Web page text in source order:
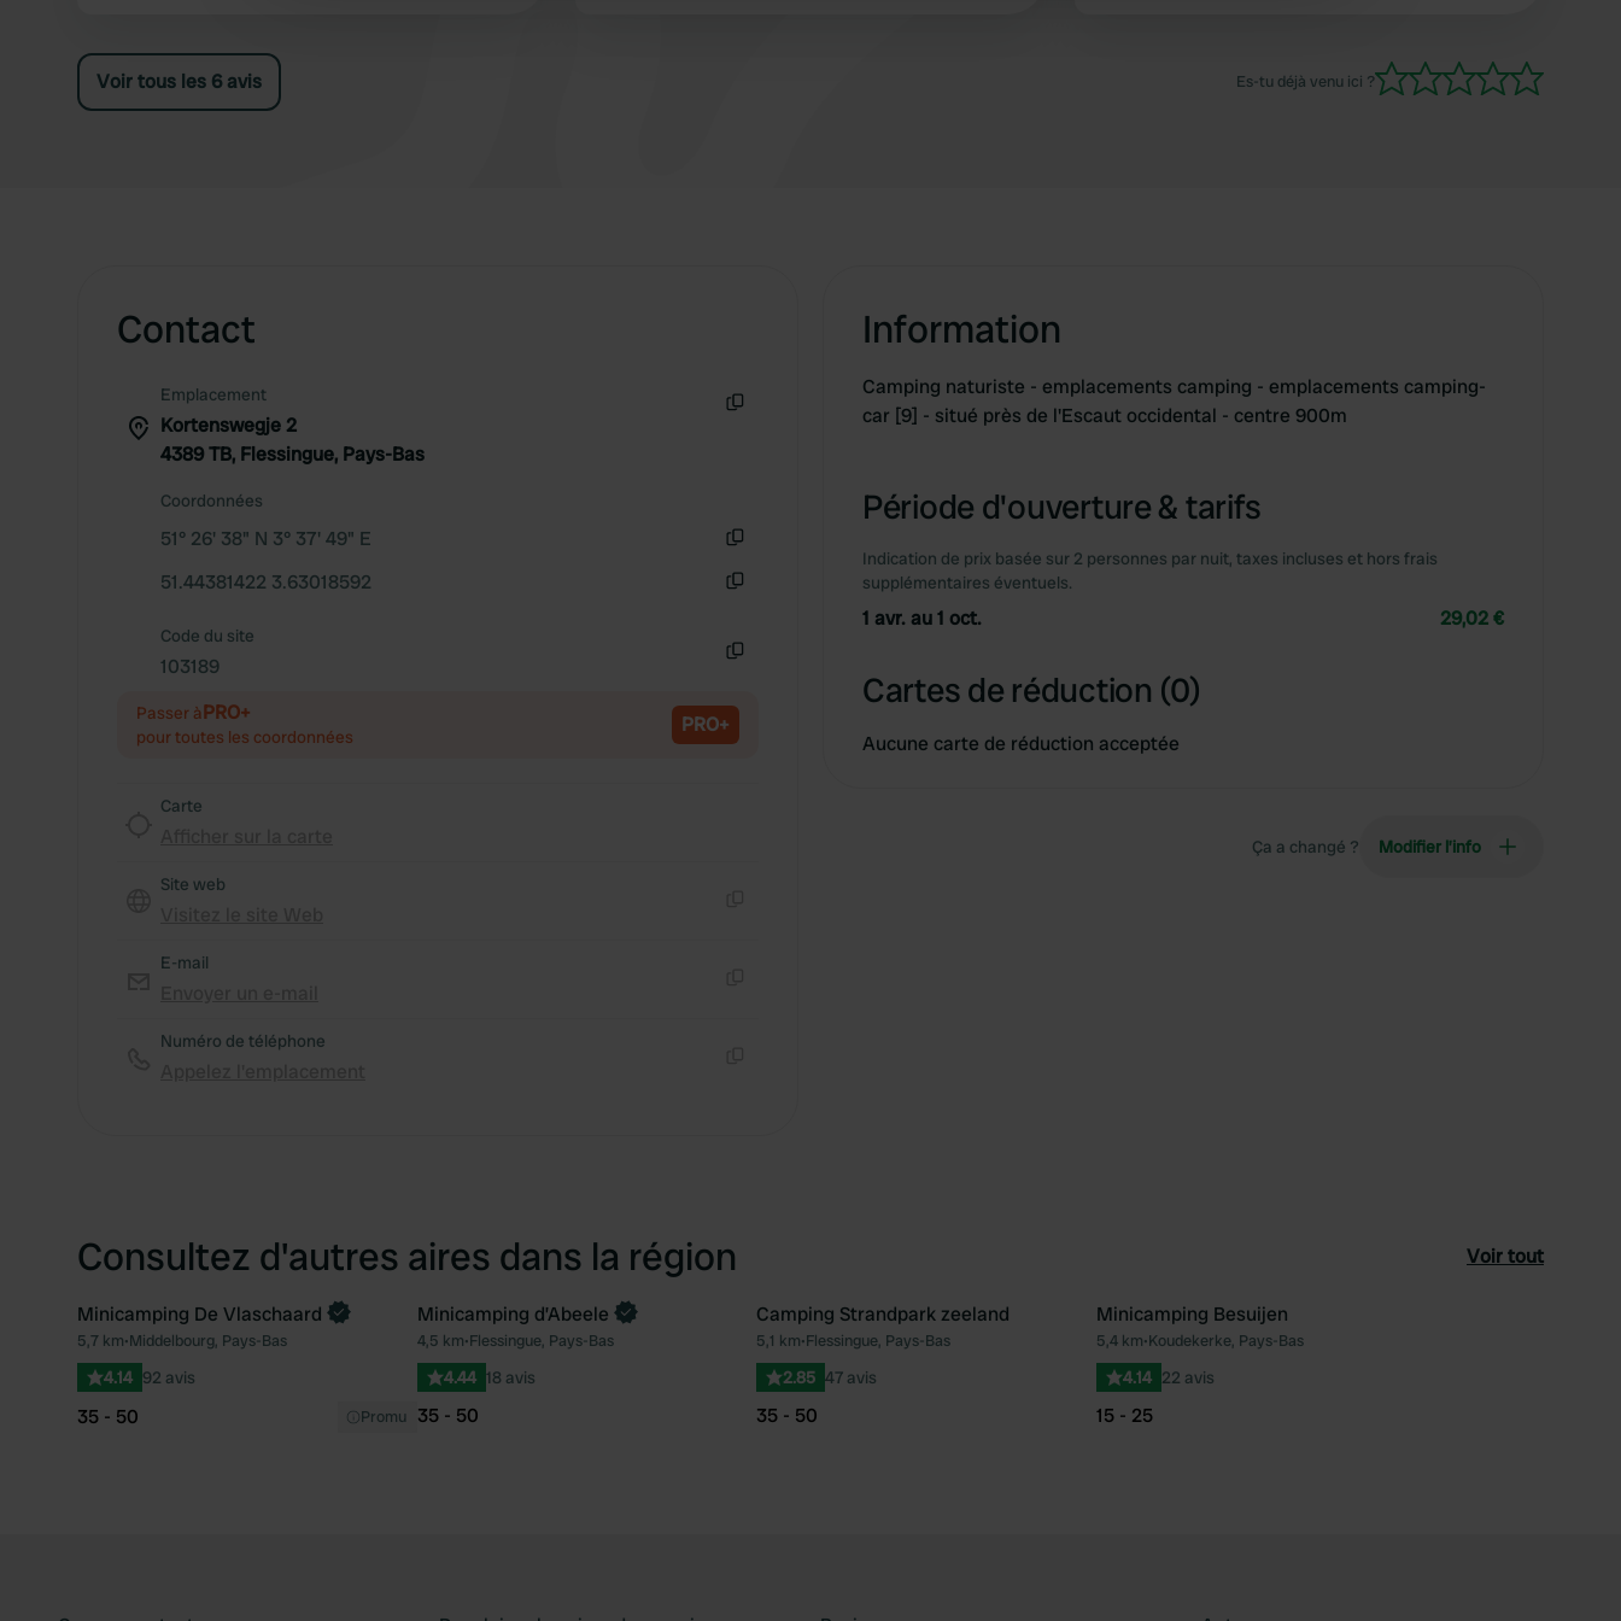
Voir tous les 6 avis Es-tu déjà venu ici ?
Contact
Emplacement
Kortenswegje 2
4389 TB, Flessingue, Pays-Bas
Coordonnées
51° 26' 38" N 3° 37' 49" E
51.44381422 3.63018592
Code du site
103189
Passer àPRO+
pour toutes les coordonnées PRO+
Carte
Site web
E-mail
Numéro de téléphone
Information
Camping naturiste - emplacements camping - emplacements camping-
car [9] - situé près de l'Escaut occidental - centre 900m
Période d'ouverture & tarifs
Indication de prix basée sur 2 personnes par nuit, taxes incluses et hors frais
supplémentaires éventuels.
1 avr. au 1 oct. 29,02 €
Cartes de réduction (0)
Aucune carte de réduction acceptée
Ça a changé ? Modifier l’info
Consultez d'autres aires dans la région Voir tout
Préféré
Minicamping De Vlaschaard
5,7 km•Middelbourg, Pays-Bas
4.14 92 avis
35 - 50 Promu
Préféré
Minicamping d’Abeele
4,5 km•Flessingue, Pays-Bas
4.44 18 avis
35 - 50
Préféré
Camping Strandpark zeeland
5,1 km•Flessingue, Pays-Bas
2.85 47 avis
35 - 50
Minicamping Besuijen
5,4 km•Koudekerke, Pays-Bas
4.14 22 avis
15 - 25